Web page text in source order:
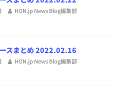
HON.jp News Blog編集部
スまとめ 2022.02.16
HON.jp News Blog編集部